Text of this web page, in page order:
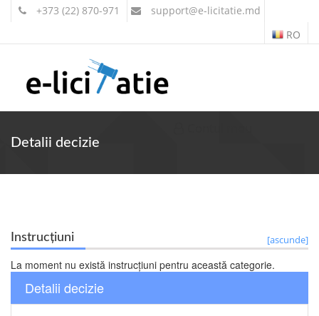
+373 (22) 870-971 support@e-licitatie.md
RO
Detalii decizie
Instrucțiuni [ascunde]
La moment nu există instrucțiuni pentru această categorie.
Detalii decizie